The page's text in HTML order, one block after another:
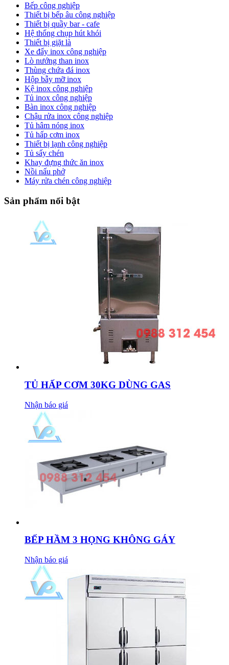
Bếp công nghiệp
Thiết bị bếp âu công nghiệp
Thiết bị quầy bar - cafe
Hệ thống chụp hút khói
Thiết bị giặt là
Xe đẩy inox công nghiệp
Lò nướng than inox
Thùng chứa đá inox
Hộp bẫy mỡ inox
Kệ inox công nghiệp
Tủ inox công nghiệp
Bàn inox công nghiệp
Chậu rửa inox công nghiệp
Tủ hâm nóng inox
Tủ hấp cơm inox
Thiết bị lạnh công nghiệp
Tủ sấy chén
Khay đựng thức ăn inox
Nồi nấu phở
Máy rửa chén công nghiệp
Sản phẩm nổi bật
TỦ HẤP CƠM 30KG DÙNG GAS
Nhận báo giá
BẾP HẦM 3 HỌNG KHÔNG GÁY
Nhận báo giá